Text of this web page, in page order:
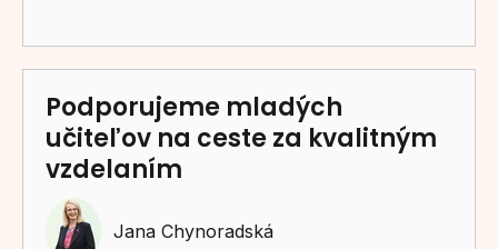
Podporujeme mladých
učiteľov na ceste za kvalitným
vzdelaním
Jana Chynoradská